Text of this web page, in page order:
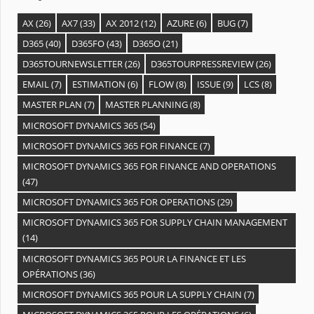
AX(26) AX7(33) AX 2012(12) AZURE(6) BUG(7)
D365(40) D365FO(43) D365O(21)
D365TOURNEWSLETTER(26) D365TOURPRESSREVIEW(26)
EMAIL(7) ESTIMATION (6) FLOW(8) ISSUE(9) LCS(8)
MASTER PLAN (7) MASTER PLANNING(8)
MICROSOFT DYNAMICS 365(54)
MICROSOFT DYNAMICS 365 FOR FINANCE(7)
MICROSOFT DYNAMICS 365 FOR FINANCE AND OPERATIONS
(47)
MICROSOFT DYNAMICS 365 FOR OPERATIONS(29)
MICROSOFT DYNAMICS 365 FOR SUPPLY CHAIN MANAGEMENT
(14)
MICROSOFT DYNAMICS 365 POUR LA FINANCE ET LES
OPÉRATIONS(36)
MICROSOFT DYNAMICS 365 POUR LA SUPPLY CHAIN (7)